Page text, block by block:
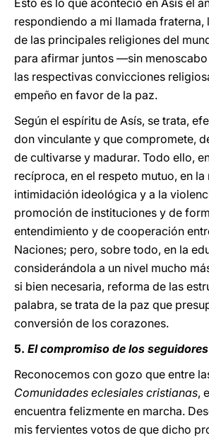
Esto es lo que aconteció en Asís el
respondiendo a mi llamada fraterna,
de las principales religiones del
para afirmar juntos —sin
las respectivas convicciones
empeño en favor de la paz.
Según el espíritu de Asís, se trata,
don vinculante y que compromete,
de cultivarse y madurar. Todo ello,
recíproca, en el respeto mutuo, en la
intimidación ideológica y a la
promoción de instituciones y de
entendimiento y de cooperación
Naciones; pero, sobre todo, en la
considerándola a un nivel mucho
si bien necesaria, reforma de las
palabra, se trata de la paz que
conversión de los corazones.
5. El compromiso de los
Reconocemos con gozo que entre
Comunidades eclesiales cristianas,
encuentra felizmente en marcha.
mis fervientes votos de que dicho